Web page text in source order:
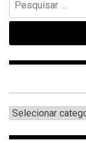
por:
Navegue: